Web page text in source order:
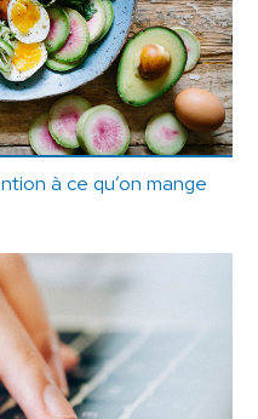
à ce qu’on mange